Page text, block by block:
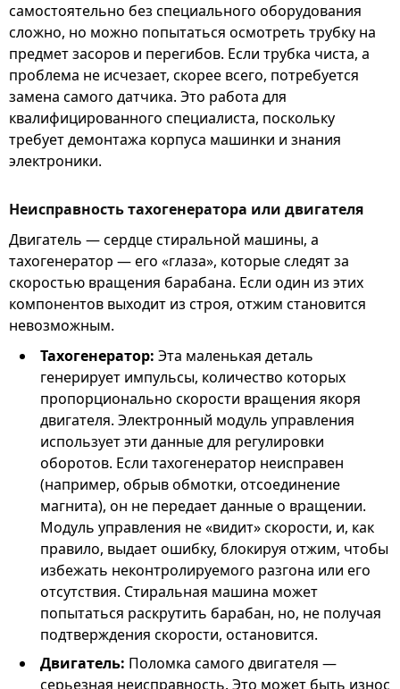
самостоятельно без специального оборудования
сложно, но можно попытаться осмотреть трубку на
предмет засоров и перегибов. Если трубка чиста, а
проблема не исчезает, скорее всего, потребуется
замена самого датчика. Это работа для
квалифицированного специалиста, поскольку
требует демонтажа корпуса машинки и знания
электроники.
Неисправность тахогенератора или двигателя
Двигатель — сердце стиральной машины, а
тахогенератор — его «глаза», которые следят за
скоростью вращения барабана. Если один из этих
компонентов выходит из строя, отжим становится
невозможным.
Тахогенератор: Эта маленькая деталь
генерирует импульсы, количество которых
пропорционально скорости вращения якоря
двигателя. Электронный модуль управления
использует эти данные для регулировки
оборотов. Если тахогенератор неисправен
(например, обрыв обмотки, отсоединение
магнита), он не передает данные о вращении.
Модуль управления не «видит» скорости, и, как
правило, выдает ошибку, блокируя отжим, чтобы
избежать неконтролируемого разгона или его
отсутствия. Стиральная машина может
попытаться раскрутить барабан, но, не получая
подтверждения скорости, остановится.
Двигатель: Поломка самого двигателя —
серьезная неисправность. Это может быть износ